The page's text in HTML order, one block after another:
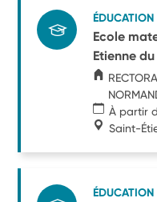
Ecole
Etienne
À partir
Saint-